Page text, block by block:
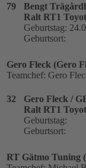
79
Bengt
Ralt RT1
Geburtstag:
Geburtsort:
Gero Fleck (Gero
Teamchef: Gero
32
Gero Fleck /
Ralt RT1
Geburtstag:
Geburtsort:
RT Gätmo Tuning